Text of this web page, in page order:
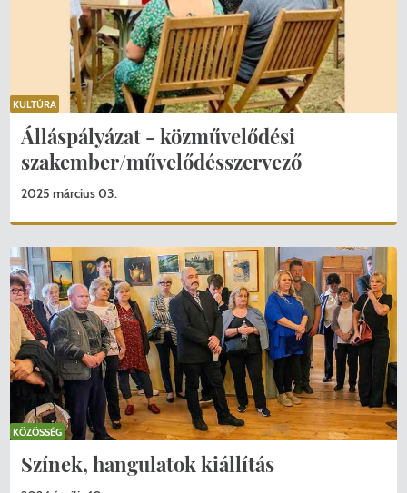
Álláspályázat - közművelődési
szakember/művelődésszervező
2025 március 03.
KULTÚRA
Színek, hangulatok kiállítás
KÖZÖSSÉG